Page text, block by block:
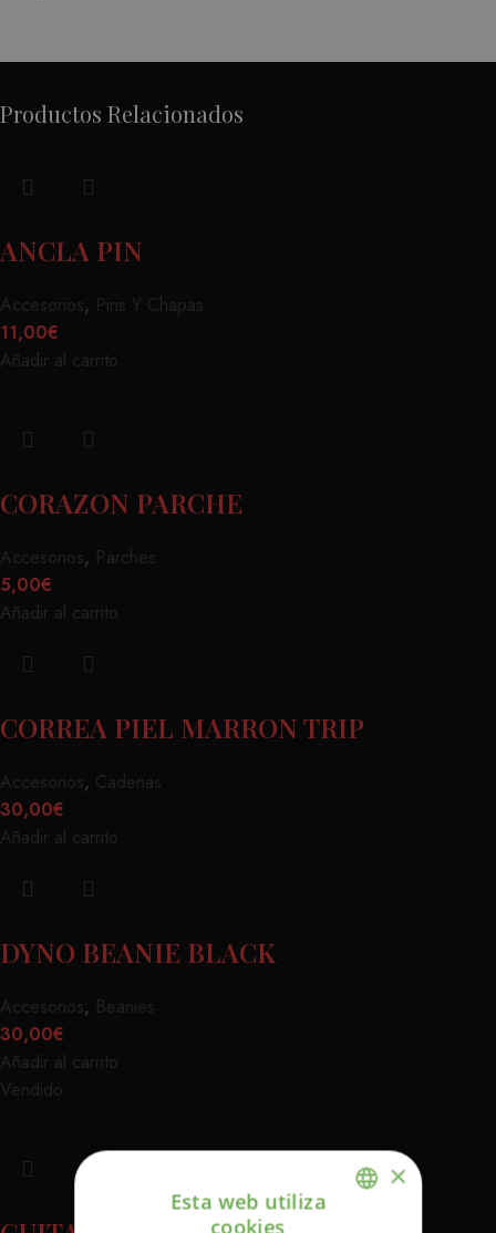
Productos Relacionados
ANCLA PIN
Accesorios, Pins Y Chapas
11,00€
Añadir al carrito
CORAZON PARCHE
Accesorios, Parches
5,00€
Añadir al carrito
CORREA PIEL MARRON TRIP
Accesorios, Cadenas
30,00€
Añadir al carrito
DYNO BEANIE BLACK
Accesorios, Beanies
30,00€
Añadir al carrito
Vendido
×
Esta web utiliza
cookies